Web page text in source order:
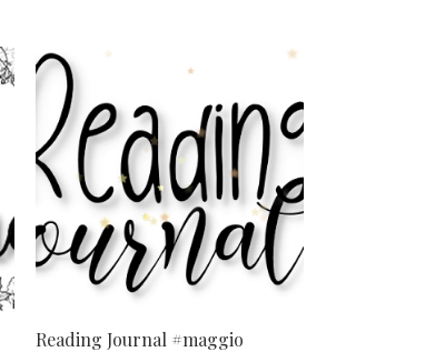
Reading Journal #maggio